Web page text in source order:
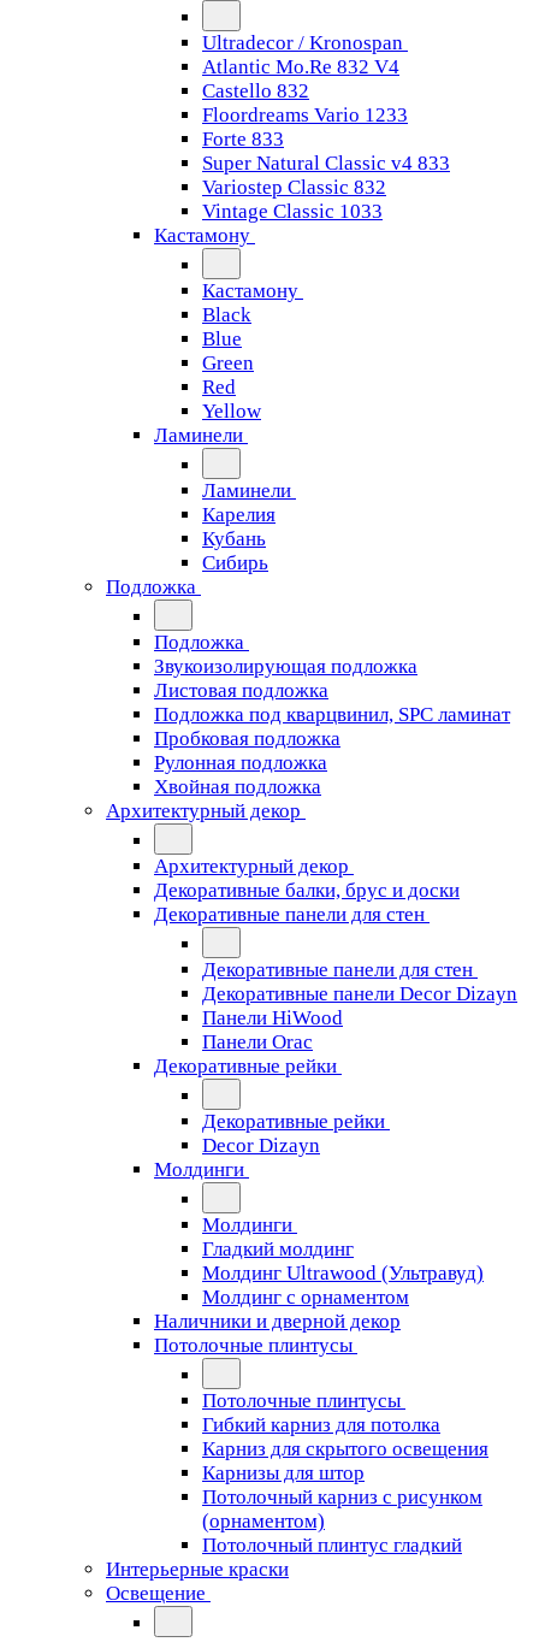
Ultradecor / Kronospan
Atlantic Mo.Re 832 V4
Castello 832
Floordreams Vario 1233
Forte 833
Super Natural Classic v4 833
Variostep Classic 832
Vintage Classic 1033
Кастамону
Кастамону
Black
Blue
Green
Red
Yellow
Ламинели
Ламинели
Карелия
Кубань
Сибирь
Подложка
Подложка
Звукоизолирующая подложка
Листовая подложка
Подложка под кварцвинил, SPC ламинат
Пробковая подложка
Рулонная подложка
Хвойная подложка
Архитектурный декор
Архитектурный декор
Декоративные балки, брус и доски
Декоративные панели для стен
Декоративные панели для стен
Декоративные панели Decor Dizayn
Панели HiWood
Панели Orac
Декоративные рейки
Декоративные рейки
Decor Dizayn
Молдинги
Молдинги
Гладкий молдинг
Молдинг Ultrawood (Ультравуд)
Молдинг с орнаментом
Наличники и дверной декор
Потолочные плинтусы
Потолочные плинтусы
Гибкий карниз для потолка
Карниз для скрытого освещения
Карнизы для штор
Потолочный карниз с рисунком
(орнаментом)
Потолочный плинтус гладкий
Интерьерные краски
Освещение